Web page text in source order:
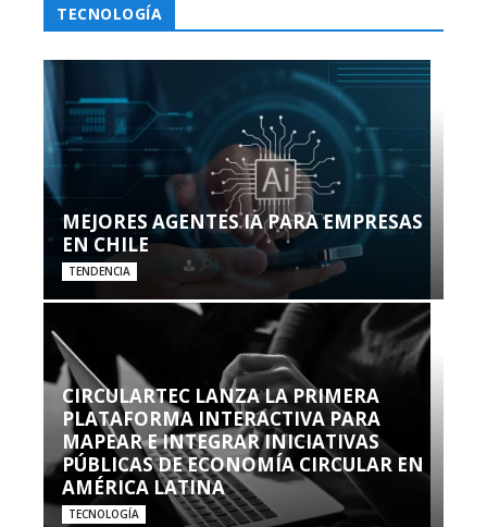
TECNOLOGÍA
MEJORES AGENTES IA PARA EMPRESAS
EN CHILE
TENDENCIA
CIRCULARTEC LANZA LA PRIMERA
PLATAFORMA INTERACTIVA PARA
MAPEAR E INTEGRAR INICIATIVAS
PÚBLICAS DE ECONOMÍA CIRCULAR EN
AMÉRICA LATINA
TECNOLOGÍA